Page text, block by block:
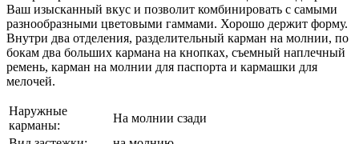
Ваш изысканный вкус и позволит комбинировать с самыми
разнообразными цветовыми гаммами. Хорошо держит форму.
Внутри два отделения, разделительный карман на молнии, по
бокам два больших кармана на кнопках, съемный наплечный
ремень, карман на молнии для паспорта и кармашки для
мелочей.
Наружные
карманы:
На молнии сзади